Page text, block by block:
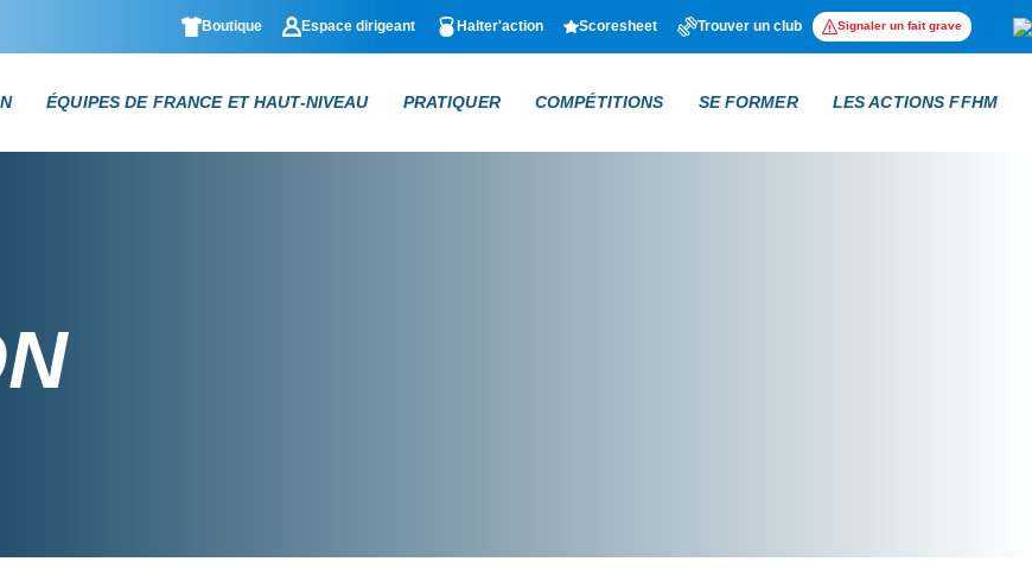
Boutique Espace dirigeant Halter'action Scoresheet Trouver un club Signaler un fait grave
ÉQUIPES DE FRANCE ET HAUT-NIVEAU PRATIQUER COMPÉTITIONS SE FORMER LES ACTIONS FFHM